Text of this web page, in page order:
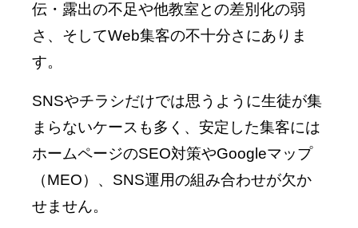
伝・露出の不足や他教室との差別化の弱
さ、そしてWeb集客の不十分さにありま
す。
SNSやチラシだけでは思うように生徒が集
まらないケースも多く、安定した集客には
ホームページのSEO対策やGoogleマップ
（MEO）、SNS運用の組み合わせが欠か
せません。